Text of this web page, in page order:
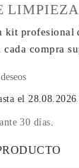
LIMPIEZA
kit profesional
cada compra
el 28.08.2026
30 días